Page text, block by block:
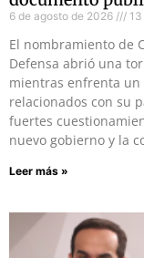
6 de agosto de 2026
El nombramiento de
Defensa abrió una
mientras enfrenta
relacionados con su
fuertes
nuevo gobierno y la
Leer más »